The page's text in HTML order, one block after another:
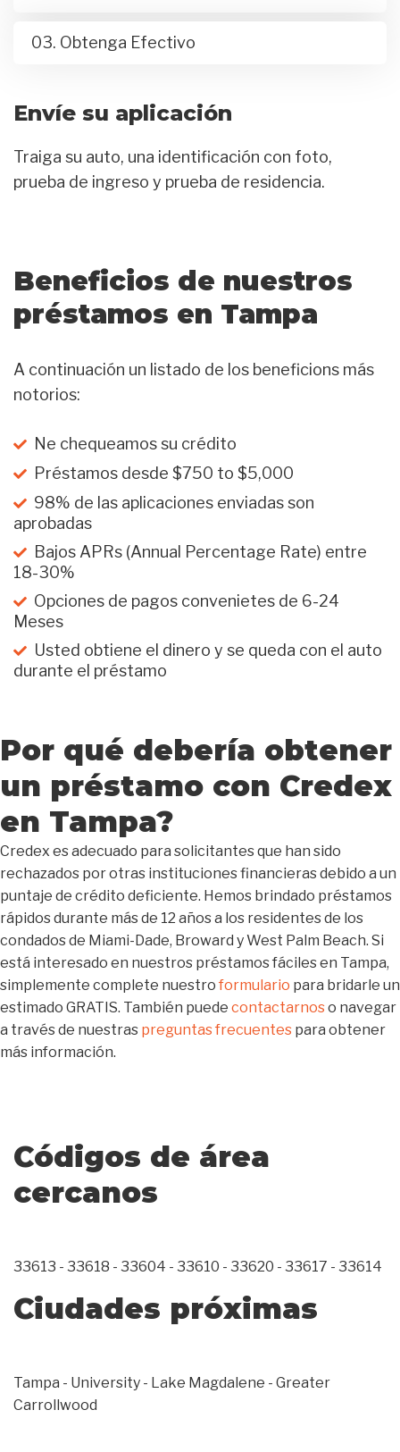
03. Obtenga Efectivo
Envíe su aplicación
Traiga su auto, una identificación con foto,
prueba de ingreso y prueba de residencia.
Beneficios de nuestros
préstamos en Tampa
A continuación un listado de los beneficions más
notorios:
Ne chequeamos su crédito
Préstamos desde $750 to $5,000
98% de las aplicaciones enviadas son
aprobadas
Bajos APRs (Annual Percentage Rate) entre
18-30%
Opciones de pagos convenietes de 6-24
Meses
Usted obtiene el dinero y se queda con el auto
durante el préstamo
Por qué debería obtener
un préstamo con Credex
en Tampa?
Credex es adecuado para solicitantes que han sido
rechazados por otras instituciones financieras debido a un
puntaje de crédito deficiente. Hemos brindado préstamos
rápidos durante más de 12 años a los residentes de los
condados de Miami-Dade, Broward y West Palm Beach. Si
está interesado en nuestros préstamos fáciles en Tampa,
simplemente complete nuestro formulario para bridarle un
estimado GRATIS. También puede contactarnoso navegar
a través de nuestras preguntas frecuentes para obtener
más información.
Códigos de área
cercanos
33613 - 33618 - 33604 - 33610 - 33620 - 33617 - 33614
Ciudades próximas
Tampa - University - Lake Magdalene - Greater
Carrollwood